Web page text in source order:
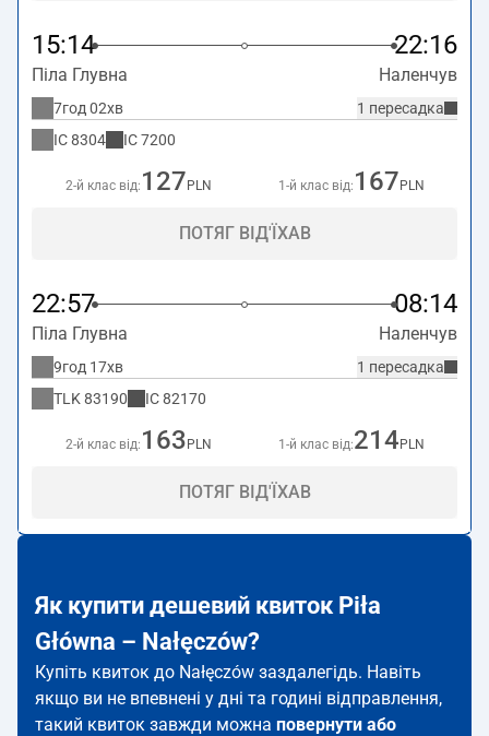
15:14 22:16
Піла Глувна Наленчув
1 пересадка
7год 02хв
IC8304 IC7200
2-й клас від: 127 PLN 1-й клас від: 167 PLN
ПОТЯГ ВІД'ЇХАВ
22:57 08:14
Піла Глувна Наленчув
1 пересадка
9год 17хв
TLK 83190 IC82170
2-й клас від: 163 PLN 1-й клас від:214 PLN
ПОТЯГ ВІД'ЇХАВ
Як купити дешевий квиток Piła
Główna – Nałęczów?
Купіть квиток до Nałęczów заздалегідь. Навіть
якщо ви не впевнені у дні та годині відправлення,
такий квиток завжди можна повернути або